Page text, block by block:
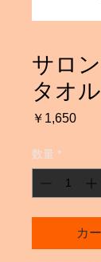
サロ
タオル
￥1,650価
数量 *
カ